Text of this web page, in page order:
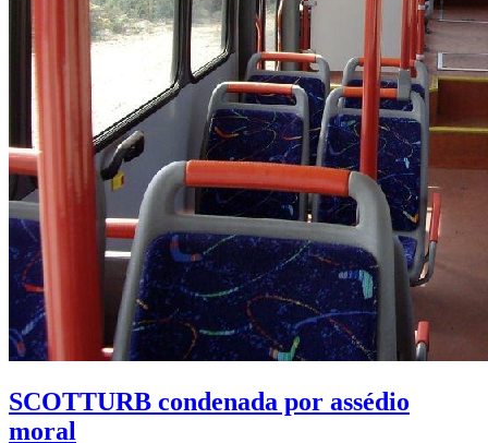
SCOTTURB condenada por assédio
moral